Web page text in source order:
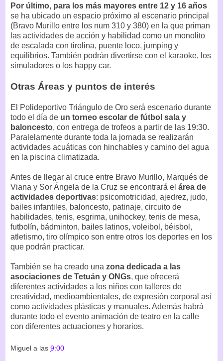
Por último, para los más mayores entre 12 y 16 años
se ha ubicado un espacio próximo al escenario principal
(Bravo Murillo entre los num 310 y 380) en la que priman
las actividades de acción y habilidad como un monolito
de escalada con tirolina, puente loco, jumping y
equilibrios. También podrán divertirse con el karaoke, los
simuladores o los happy car.
Otras Áreas y puntos de interés
El Polideportivo Triángulo de Oro será escenario durante
todo el día de un torneo escolar de fútbol sala y
baloncesto, con entrega de trofeos a partir de las 19:30.
Paralelamente durante toda la jornada se realizarán
actividades acuáticas con hinchables y camino del agua
en la piscina climatizada.
Antes de llegar al cruce entre Bravo Murillo, Marqués de
Viana y Sor Ángela de la Cruz se encontrará el área de
actividades deportivas: psicomotricidad, ajedrez, judo,
bailes infantiles, baloncesto, patinaje, circuito de
habilidades, tenis, esgrima, unihockey, tenis de mesa,
futbolín, bádminton, bailes latinos, voleibol, béisbol,
atletismo, tiro olímpico son entre otros los deportes en los
que podrán practicar.
También se ha creado una zona dedicada a las
asociaciones de Tetuán y ONGs, que ofrecerá
diferentes actividades a los niños con talleres de
creatividad, medioambientales, de expresión corporal así
como actividades plásticas y manuales. Además habrá
durante todo el evento animación de teatro en la calle
con diferentes actuaciones y horarios.
Miguel a las 9:00